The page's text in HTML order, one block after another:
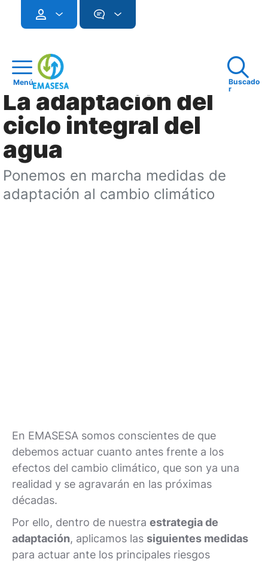
Menú
Buscado
r
La adaptación del
ciclo integral del
agua
Ponemos en marcha medidas de
adaptación al cambio climático
En EMASESA somos conscientes de que
debemos actuar cuanto antes frente a los
efectos del cambio climático, que son ya una
realidad y se agravarán en las próximas
décadas.
Por ello, dentro de nuestra estrategia de
adaptación, aplicamos las siguientes medidas
para actuar ante los principales riesgos